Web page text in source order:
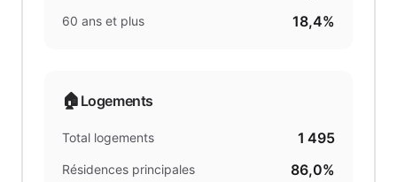
60 ans et plus 18,4%
🏠 Logements
Total logements 1 495
Résidences principales 86,0%